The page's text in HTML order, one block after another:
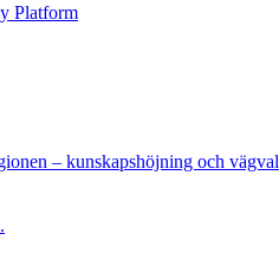
Platform
– kunskapshöjning och vägval